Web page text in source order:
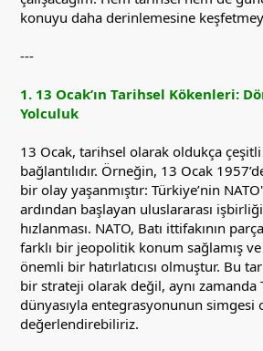
konuyu daha derinlemesine
---
1. 13 Ocak’ın Tarihsel Kökenleri:
Yolculuk
13 Ocak, tarihsel olarak oldukça
bağlantılıdır. Örneğin, 13 Ocak
bir olay yaşanmıştır: Türkiye’nin
ardından başlayan uluslararası
hızlanması. NATO, Batı ittifakının
farklı bir jeopolitik konum sağlamış
önemli bir hatırlatıcısı olmuştur. Bu
bir strateji olarak değil, aynı zamanda
dünyasıyla entegrasyonunun simgesi
değerlendirebiliriz.